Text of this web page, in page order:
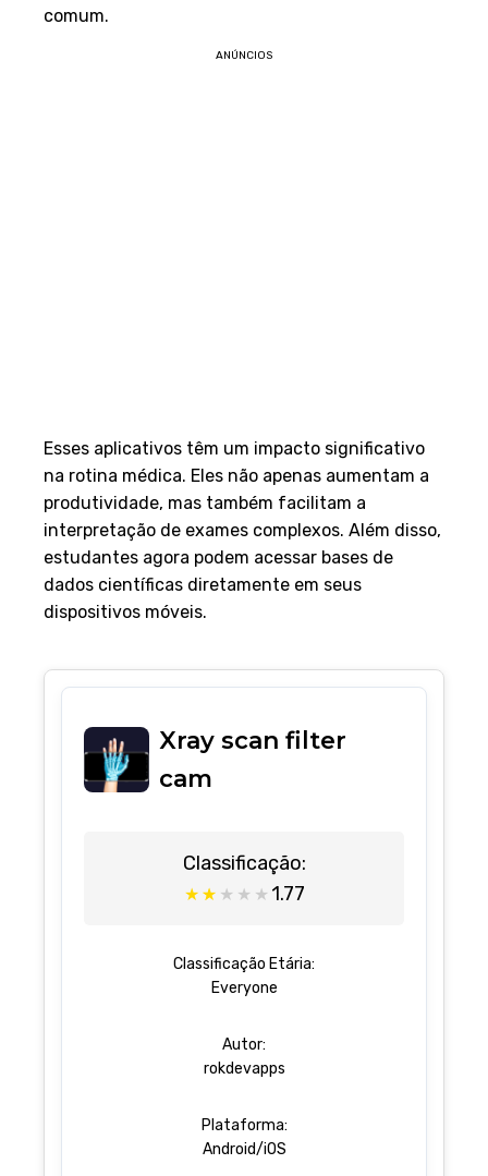
comum.
ANÚNCIOS
Esses aplicativos têm um impacto significativo
na rotina médica. Eles não apenas aumentam a
produtividade, mas também facilitam a
interpretação de exames complexos. Além disso,
estudantes agora podem acessar bases de
dados científicas diretamente em seus
dispositivos móveis.
Xray scan filter
cam
Classificação:
★ ★ ★ ★ ★ 1.77
Classificação Etária:
Everyone
Autor:
rokdevapps
Plataforma:
Android/iOS